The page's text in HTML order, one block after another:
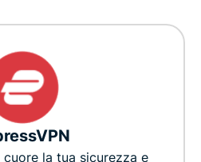
cuore la tua sicurezza e